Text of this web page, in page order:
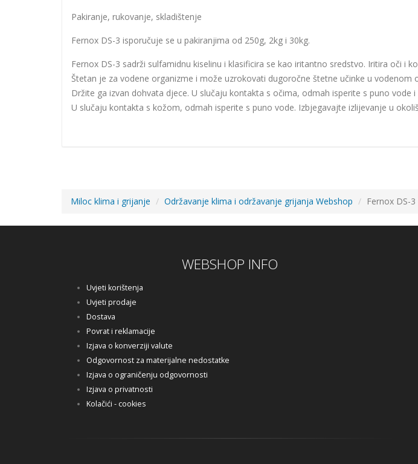
Pakiranje, rukovanje, skladištenje
Fernox DS-3 isporučuje se u pakiranjima od 250g, 2kg i 30kg.
Fernox DS-3 sadrži sulfamidnu kiselinu i klasificira se kao iritantno sredstvo. Iritira oči i
Štetan je za vodene organizme i može uzrokovati dugoročne štetne učinke u vodenom
Držite ga izvan dohvata djece. U slučaju kontakta s očima, odmah isperite s puno vode
U slučaju kontakta s kožom, odmah isperite s puno vode. Izbjegavajte izlijevanje u
Miloc klima i grijanje Održavanje klima i održavanje grijanja Webshop Fernox DS-
WEBSHOP INFO
Uvjeti korištenja
Uvjeti prodaje
Dostava
Povrat i reklamacije
Izjava o konverziji valute
Odgovornost za materijalne nedostatke
Izjava o ograničenju odgovornosti
Izjava o privatnosti
Kolačići - cookies